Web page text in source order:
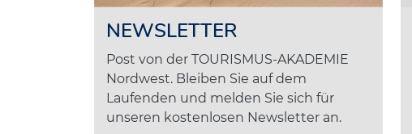
NEWSLETTER
Post von der TOURISMUS-AKADEMIE
Nordwest. Bleiben Sie auf dem
Laufenden und melden Sie sich für
unseren kostenlosen Newsletter an.